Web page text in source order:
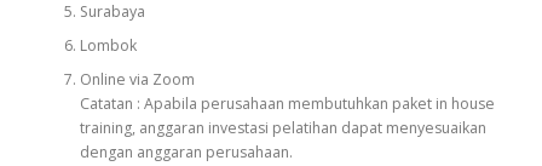
Surabaya
Lombok
Online via Zoom
Catatan : Apabila perusahaan membutuhkan paket in house
training, anggaran investasi pelatihan dapat menyesuaikan
dengan anggaran perusahaan.